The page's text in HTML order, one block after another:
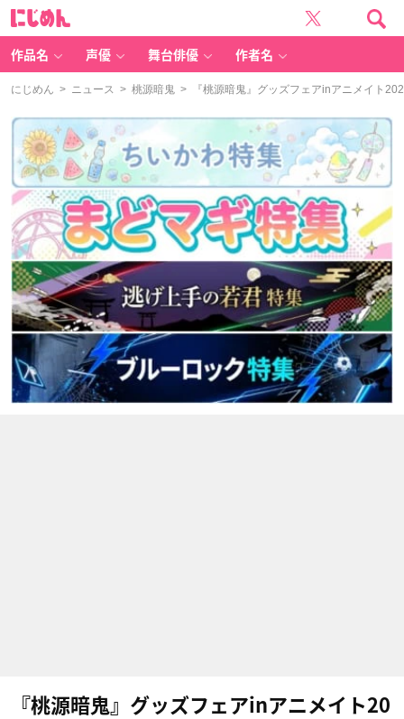
作品名 声優 舞台俳優 作者名
にじめん > ニュース > 桃源暗鬼 > 『桃源暗鬼』グッズフェアinアニメイト
『桃源暗鬼』グッズフェアinアニメイト20